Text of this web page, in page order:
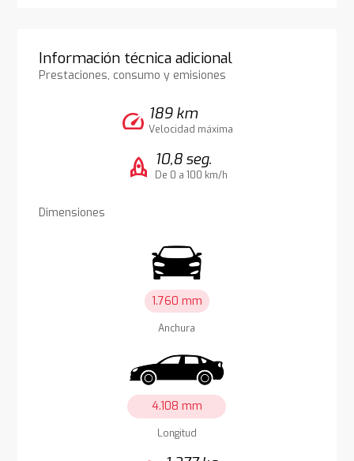
Información técnica adicional
Prestaciones, consumo y emisiones
speed 189 km
Velocidad máxima
rocket 10,8 seg.
De 0 a 100 km/h
Dimensiones
1.760 mm
Anchura
4.108 mm
Longitud